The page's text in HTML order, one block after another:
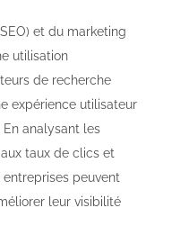
et du marketing
utilisation
de recherche
expérience utilisateur
analysant les
taux de clics et
peuvent
leur visibilité